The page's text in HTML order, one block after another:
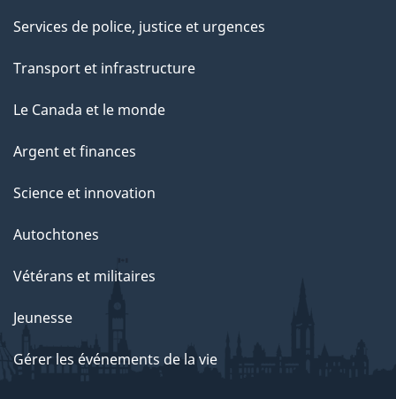
Services de police, justice et urgences
Transport et infrastructure
Le Canada et le monde
Argent et finances
Science et innovation
Autochtones
Vétérans et militaires
Jeunesse
Gérer les événements de la vie